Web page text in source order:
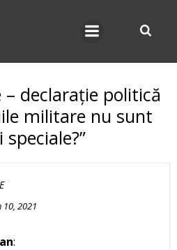
– declarație politică
militare nu sunt
speciale?”
10, 2021
: